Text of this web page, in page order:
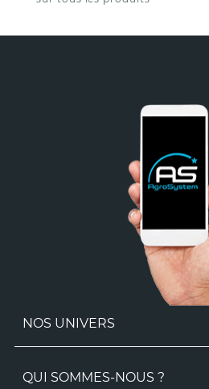
NOS UNIVERS
QUI SOMMES-NOUS ?